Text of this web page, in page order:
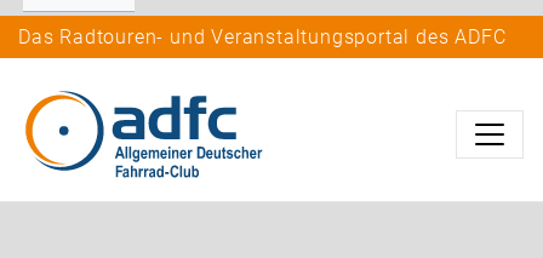
Das Radtouren- und Veranstaltungsportal des ADFC